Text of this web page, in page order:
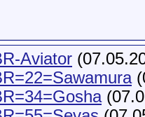
Aviator